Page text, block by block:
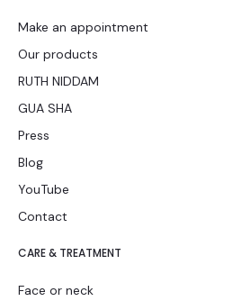
Make an appointment
Our products
RUTH NIDDAM
GUA SHA
Press
Blog
YouTube
Contact
CARE & TREATMENT
Face or neck